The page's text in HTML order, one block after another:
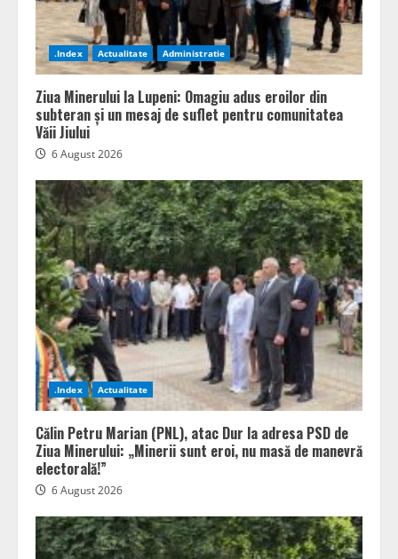
.Index Actualitate Administratie
Ziua Minerului la Lupeni: Omagiu adus eroilor din
subteran și un mesaj de suflet pentru comunitatea
Văii Jiului
6 August 2026
.Index Actualitate
Călin Petru Marian (PNL), atac Dur la adresa PSD de
Ziua Minerului: „Minerii sunt eroi, nu masă de manevră
electorală!”
6 August 2026